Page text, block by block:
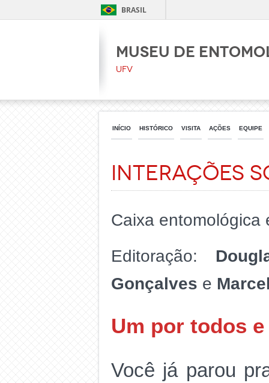
BRASIL
Museu de
UFV
INÍCIO HISTÓRICO VISITA AÇÕES EQUIPE
Interações
Caixa
Editoração:
Gonçalves e
Um por todos
Você já parou